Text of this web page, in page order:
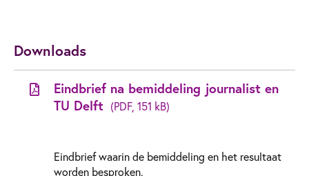
Downloads
Eindbrief na bemiddeling journalist en
TU Delft (PDF, 151 kB)
Eindbrief waarin de bemiddeling en het resultaat
worden besproken.